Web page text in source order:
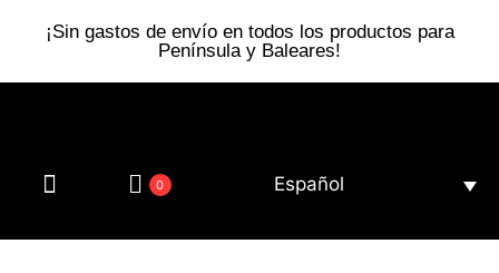
¡Sin gastos de envío en todos los productos para
Península y Baleares!
0 Español